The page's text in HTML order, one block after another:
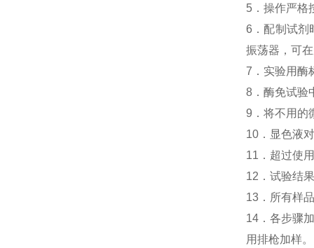
5．操作严格
6．配制试剂
振荡器，可
7．实验用酶
8．酶免试验
9．将不用的
10．显色液
11．超过使
12．试验结
13．所有样
14．各步骤
用排枪加样。